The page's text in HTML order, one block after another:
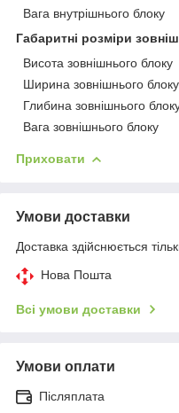
Вага внутрішнього блоку
Габаритні розміри
Висота зовнішнього блоку
Ширина зовнішнього блоку
Глибина зовнішнього
Вага зовнішнього блоку
Приховати
Умови доставки
Доставка здійснюється
Нова Пошта
Всі умови доставки
Умови оплати
Післяплата